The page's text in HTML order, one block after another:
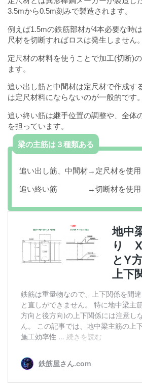
3.5mから0.5m刻みで製造されます。
例えば1.5mの鉄筋部材が4本必要な時
尺材を切断すればロスは発生しません。
定尺材の材料を使うことで加工(切断)
ます。
追い出し筋と中間材は定尺材で作成す
は定尺材料にならないのが一般的です。
追い終い筋は継手位置の調整や、全体
を担っています。
梁の主筋は３種類ある
追い出し筋、中間材→定尺材を使用
追い終い筋 →切断材を使用